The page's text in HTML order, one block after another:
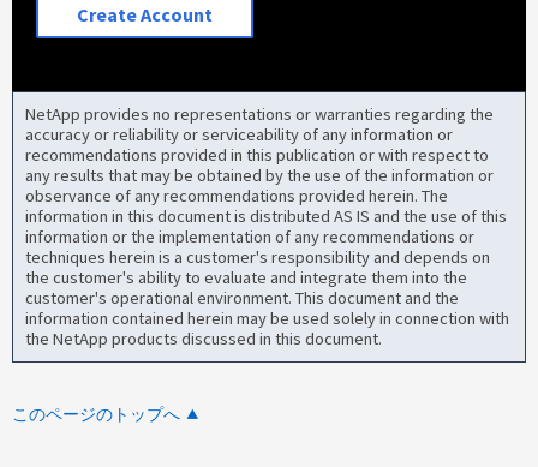
Create Account
NetApp provides no representations or warranties regarding the
accuracy or reliability or serviceability of any information or
recommendations provided in this publication or with respect to
any results that may be obtained by the use of the information or
observance of any recommendations provided herein. The
information in this document is distributed AS IS and the use of this
information or the implementation of any recommendations or
techniques herein is a customer's responsibility and depends on
the customer's ability to evaluate and integrate them into the
customer's operational environment. This document and the
information contained herein may be used solely in connection with
the NetApp products discussed in this document.
このページのトップへ